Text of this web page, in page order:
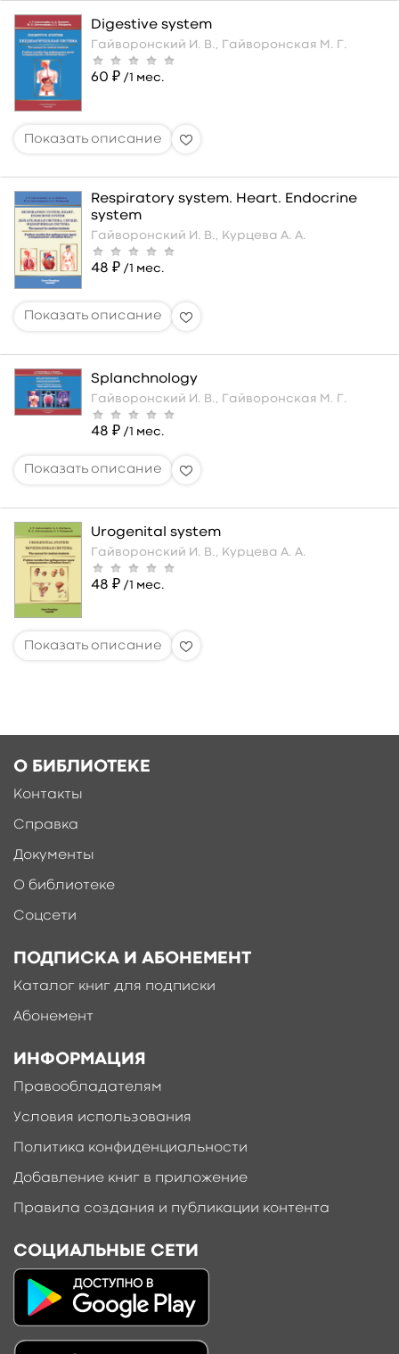
Digestive system
Гайворонский И. В., Гайворонская М. Г.
60 ₽ /1 мес.
Respiratory system. Heart. Endocrine
system
Гайворонский И. В., Курцева А. А.
48 ₽ /1 мес.
Splanchnology
Гайворонский И. В., Гайворонская М. Г.
48 ₽ /1 мес.
Urogenital system
Гайворонский И. В., Курцева А. А.
48 ₽ /1 мес.
О БИБЛИОТЕКЕ
Контакты
Справка
Документы
О библиотеке
Соцсети
ПОДПИСКА И АБОНЕМЕНТ
Каталог книг для подписки
Абонемент
ИНФОРМАЦИЯ
Правообладателям
Условия использования
Политика конфиденциальности
Добавление книг в приложение
Правила создания и публикации контента
СОЦИАЛЬНЫЕ СЕТИ